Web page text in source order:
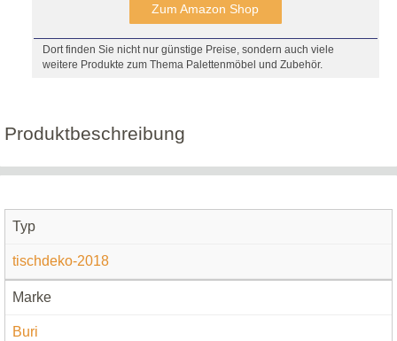
Zum Amazon Shop
Dort finden Sie nicht nur günstige Preise, sondern auch viele
weitere Produkte zum Thema Palettenmöbel und Zubehör.
Produktbeschreibung
Typ
tischdeko-2018
Marke
Buri